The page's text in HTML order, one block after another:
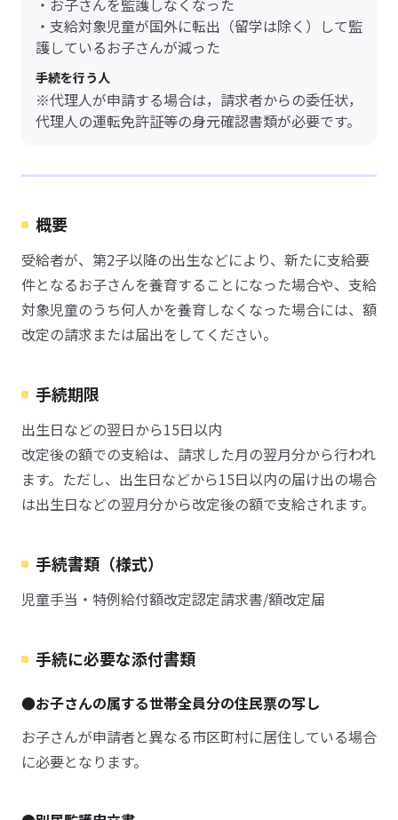
・お子さんを監護しなくなった
・支給対象児童が国外に転出（留学は除く）して監
護しているお子さんが減った
手続を行う人
※代理人が申請する場合は，請求者からの委任状，
代理人の運転免許証等の身元確認書類が必要です。
概要
受給者が、第2子以降の出生などにより、新たに支給要
件となるお子さんを養育することになった場合や、支給
対象児童のうち何人かを養育しなくなった場合には、額
改定の請求または届出をしてください。
手続期限
出生日などの翌日から15日以内
改定後の額での支給は、請求した月の翌月分から行われ
ます。ただし、出生日などから15日以内の届け出の場合
は出生日などの翌月分から改定後の額で支給されます。
手続書類（様式）
児童手当・特例給付額改定認定請求書/額改定届
手続に必要な添付書類
●お子さんの属する世帯全員分の住民票の写し
お子さんが申請者と異なる市区町村に居住している場合
に必要となります。